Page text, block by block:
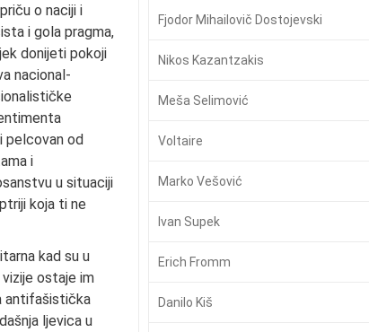
o naciji i
i gola pragma,
donijeti pokoji
nacional-
pelcovan od
i
u situaciji
koja ti ne
kad su u
ostaje im
antifašistička
ljevica u
Fjodor Mihailovič Dostojevski
Nikos Kazantzakis
Meša Selimović
Voltaire
Marko Vešović
Ivan Supek
Erich Fromm
Danilo Kiš